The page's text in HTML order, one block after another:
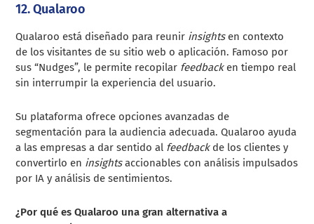
12. Qualaroo
Qualaroo está diseñado para reunir insightsen contexto
de los visitantes de su sitio web o aplicación. Famoso por
sus “Nudges”, le permite recopilar feedbacken tiempo real
sin interrumpir la experiencia del usuario.
Su plataforma ofrece opciones avanzadas de
segmentación para la audiencia adecuada. Qualaroo ayuda
a las empresas a dar sentido al feedbackde los clientes y
convertirlo en insightsaccionables con análisis impulsados
por IA y análisis de sentimientos.
¿Por qué es Qualaroo una gran alternativa a